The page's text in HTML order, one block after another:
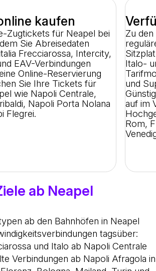
kaufen
Zugtickets für Neapel bei
Sie Abreisedaten
Frecciarossa, Intercity,
EAV-Verbindungen
Online-Reservierung
Sie Ihre Tickets für
wie Napoli Centrale,
Napoli Porta Nolana
Flegrei.
Zu
Italo-
und
auf im
Rom,
ab Neapel
ab den Bahnhöfen in Neapel
tagsüber:
und Italo ab Napoli Centrale
Verbindungen ab Napoli Afragola in